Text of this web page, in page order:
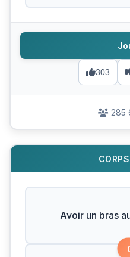
303
285
Avoir un bras